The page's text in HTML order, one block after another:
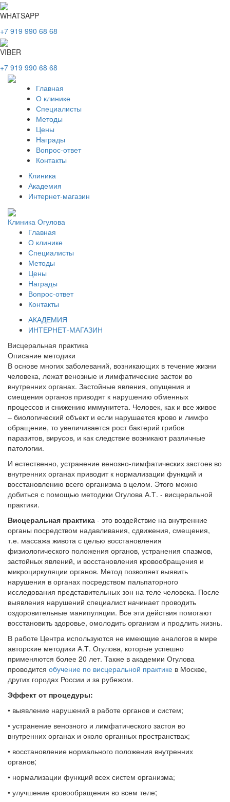
WHATSAPP
+7 919 990 68 68
VIBER
+7 919 990 68 68
Главная
О клинике
Специалисты
Методы
Цены
Награды
Вопрос-ответ
Контакты
Клиника
Академия
Интернет-магазин
Клиника Огулова
Главная
О клинике
Специалисты
Методы
Цены
Награды
Вопрос-ответ
Контакты
АКАДЕМИЯ
ИНТЕРНЕТ-МАГАЗИН
Висцеральная практика
Описание методики
В основе многих заболеваний, возникающих в течение жизни
человека, лежат венозные и лимфатические застои во
внутренних органах. Застойные явления, опущения и
смещения органов приводят к нарушению обменных
процессов и снижению иммунитета. Человек, как и все живое
– биологический объект и если нарушается крово и лимфо
обращение, то увеличивается рост бактерий грибов
паразитов, вирусов, и как следствие возникают различные
патологии.
И естественно, устранение венозно-лимфатических застоев во
внутренних органах приводит к нормализации функций и
восстановлению всего организма в целом. Этого можно
добиться с помощью методики Огулова А.Т. - висцеральной
практики.
Висцеральная практика - это воздействие на внутренние
органы посредством надавливания, сдвижения, смещения,
т.е. массажа живота с целью восстановления
физиологического положения органов, устранения спазмов,
застойных явлений, и восстановления кровообращения и
микроциркуляции органов. Метод позволяет выявить
нарушения в органах посредством пальпаторного
исследования представительных зон на теле человека. После
выявления нарушений специалист начинает проводить
оздоровительные манипуляции. Все эти действия помогают
восстановить здоровье, омолодить организм и продлить жизнь.
В работе Центра используются не имеющие аналогов в мире
авторские методики А.Т. Огулова, которые успешно
применяются более 20 лет. Также в академии Огулова
проводится обучение по висцеральной практике в Москве,
других городах России и за рубежом.
Эффект от процедуры:
• выявление нарушений в работе органов и систем;
• устранение венозного и лимфатического застоя во
внутренних органах и около органных пространствах;
• восстановление нормального положения внутренних
органов;
• нормализации функций всех систем организма;
• улучшение кровообращения во всем теле;